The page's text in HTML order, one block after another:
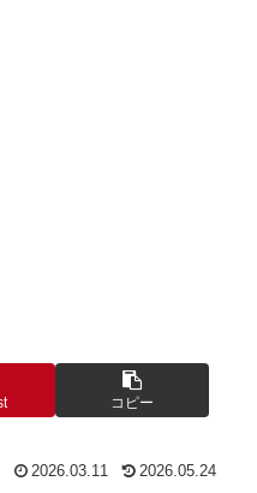
コピー
2026.03.11 2026.05.24